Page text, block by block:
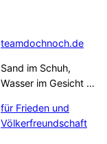
teamdochnoch.de
Sand im Schuh,
Wasser im Gesicht …
für Frieden und
Völkerfreundschaft